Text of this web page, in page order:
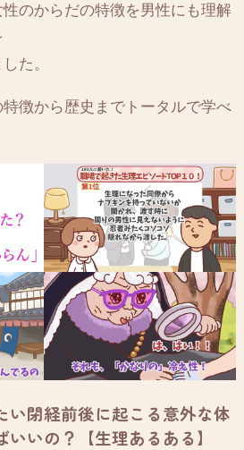
のからだの特徴を男性にも理解
た。
徴から歴史までトータルで学べ
い閉経前後に起こる意外な体
いの？【生理あるある】